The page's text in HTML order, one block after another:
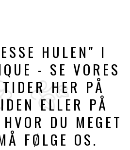
HULEN" I
- SE VORES
HER PÅ
ELLER PÅ
DU MEGET
FØLGE OS.